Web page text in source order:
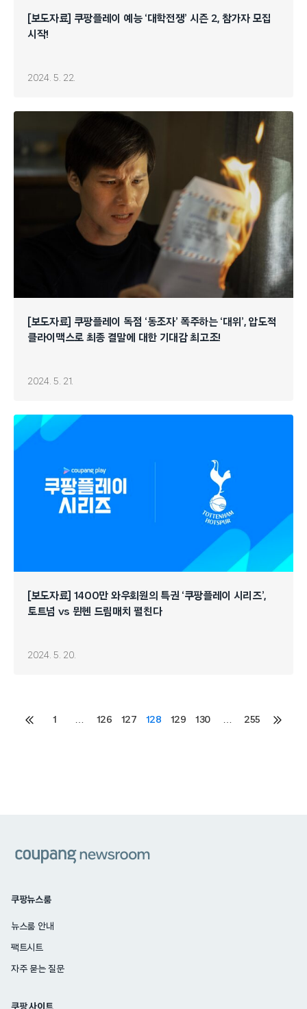
[보도자료] 쿠팡플레이 예능 ‘대학전쟁’ 시즌 2, 참가자 모집
시작!
2024. 5. 22.
[보도자료] 쿠팡플레이 독점 ‘동조자’ 폭주하는 ‘대위’, 압도적
클라이맥스로 최종 결말에 대한 기대감 최고조!
2024. 5. 21.
[보도자료] 1400만 와우회원의 특권 ‘쿠팡플레이 시리즈’,
토트넘 vs 뮌헨 드림매치 펼친다
2024. 5. 20.
Posts
이전
1 … 126 127 128 129 130 … 255
다음
쿠팡뉴스룸
뉴스룸 안내
팩트시트
자주 묻는 질문
쿠팡 사이트